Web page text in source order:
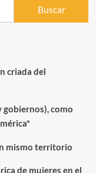
criada del
gobiernos), como
mismo territorio
de mujeres en el